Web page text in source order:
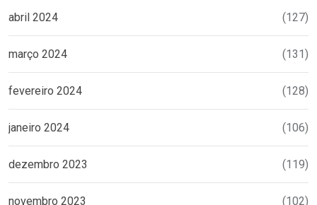
abril 2024 (127)
março 2024 (131)
fevereiro 2024 (128)
janeiro 2024 (106)
dezembro 2023 (119)
novembro 2023 (102)